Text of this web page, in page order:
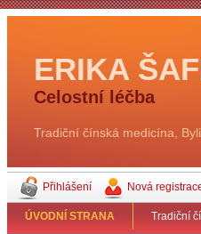
ERIKA
Celostní léčba
Tradiční čínská medicína,
Přihlášení Nová
ÚVODNÍ STRANA Tradiční